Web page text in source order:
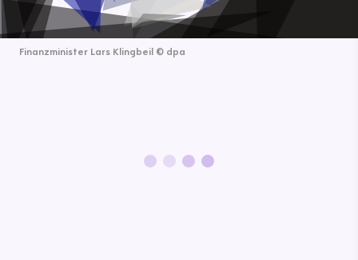
Finanzminister Lars Klingbeil © dpa